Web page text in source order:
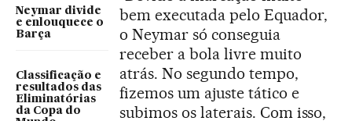
Neymar divide
e enlouquece o
Barça
Classificação e
resultados das
Eliminatórias
da Copa do
bem executada pelo Equador,
o Neymar só conseguia
receber a bola livre muito
atrás. No segundo tempo,
fizemos um ajuste tático e
subimos os laterais. Com isso,